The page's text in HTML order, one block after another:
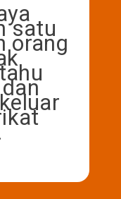
satu
orang